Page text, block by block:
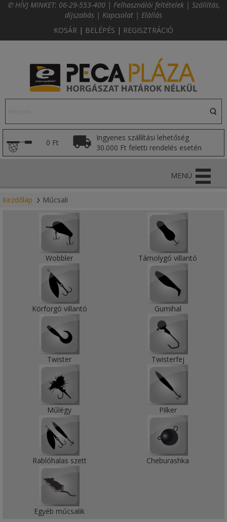
✆ HÍVJ MINKET: 06-29-553-400 | Felhasználói feltételek | Szállítás,
díjszabás | Kapcsolat | Elállás
KOSÁR | BELÉPÉS | REGISZTRÁCIÓ
0 Ft
Ingyenes szállítási lehetőség
30.000 Ft feletti rendelés esetén
MENÜ
Kezdőlap Műcsali
Wobbler Támolygó villantó
Körforgó villantó Gumihal
Twister Twisterfej
Műlégy Pilker
Rablóhalas szett Cheburashka
Egyéb műcsalik